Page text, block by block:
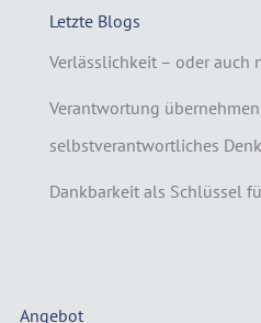
Letzte Blogs
Verlässlichkeit – oder auch
Verantwortung
selbstverantwortliches
Dankbarkeit als Schlüssel
Angebot